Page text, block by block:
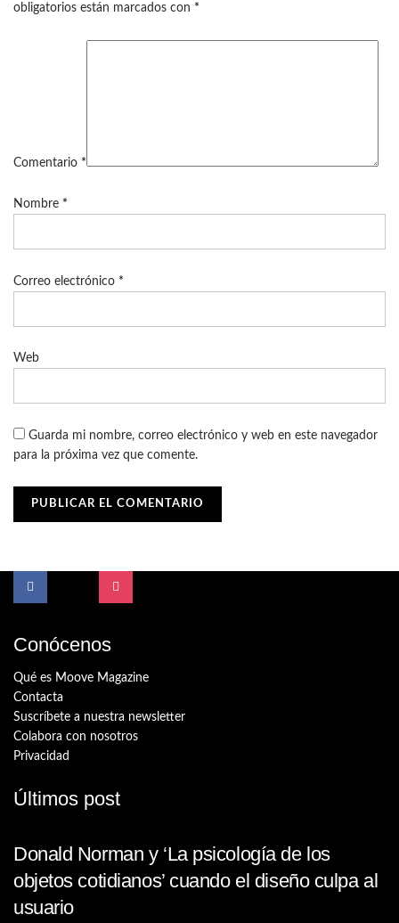
obligatorios están marcados con *
Comentario *
Nombre *
Correo electrónico *
Web
Guarda mi nombre, correo electrónico y web en este navegador
para la próxima vez que comente.
Conócenos
Qué es Moove Magazine
Contacta
Suscríbete a nuestra newsletter
Colabora con nosotros
Privacidad
Últimos post
Donald Norman y ‘La psicología de los
objetos cotidianos’ cuando el diseño culpa al
usuario